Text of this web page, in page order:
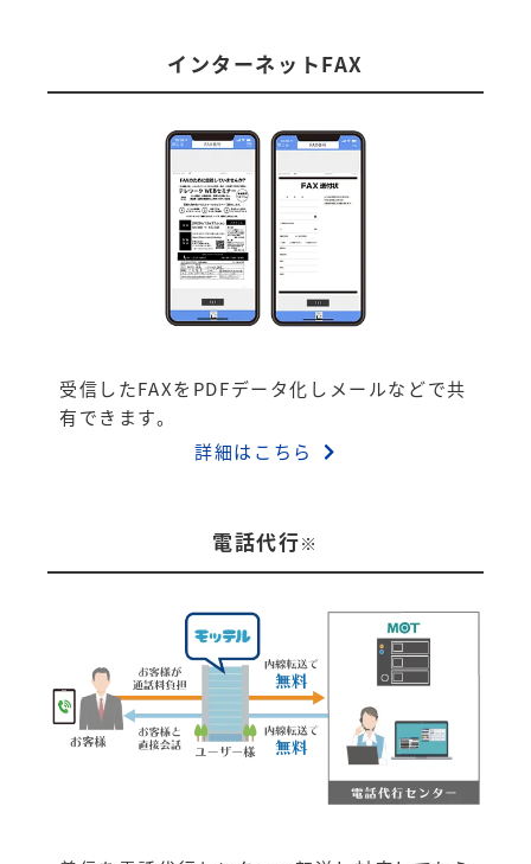
インターネットFAX
受信したFAXをPDFデータ化しメールなどで共
有できます。
詳細はこちら
電話代行※